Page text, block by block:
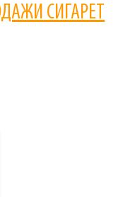
оборудования
СИГАРЕТ